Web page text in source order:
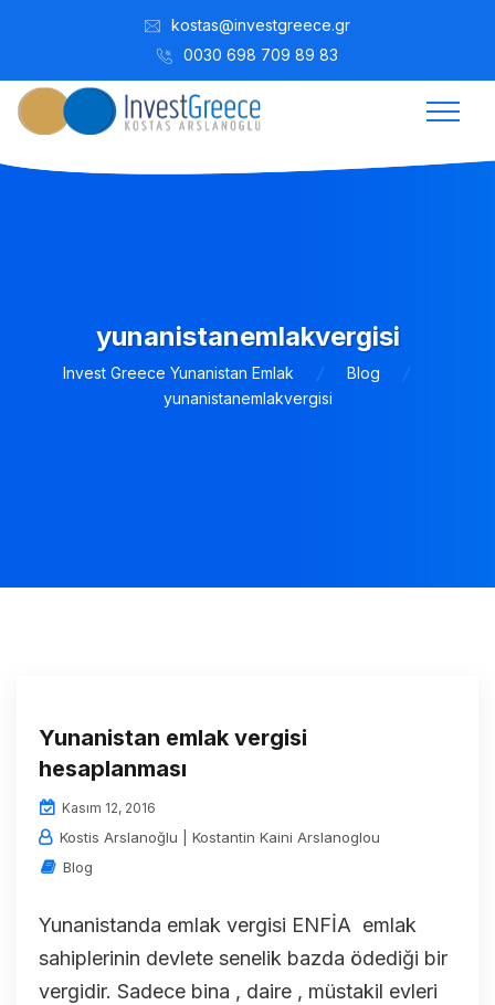
kostas@investgreece.gr
0030 698 709 89 83
yunanistanemlakvergisi
Invest Greece Yunanistan Emlak
Blog
yunanistanemlakvergisi
Yunanistan emlak vergisi
hesaplanması
Kasım 12, 2016
Kostis Arslanoğlu | Kostantin Kaini Arslanoglou
Blog
Yunanistanda emlak vergisi ENFİA emlak
sahiplerinin devlete senelik bazda ödediği bir
vergidir. Sadece bina , daire , müstakil evleri